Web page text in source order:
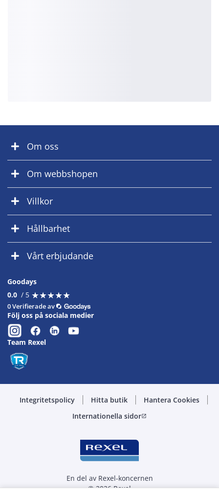
Om oss
Om webbshopen
Villkor
Hållbarhet
Vårt erbjudande
Goodays
0.0 / 5 ★★★★★
★★★★★
0 Verifierade av
Följ oss på sociala medier
Team Rexel
Integritetspolicy Hitta butik
Hantera Cookies
Internationella sidoropen_in_new
En del av Rexel-koncernen
© 2026 Rexel